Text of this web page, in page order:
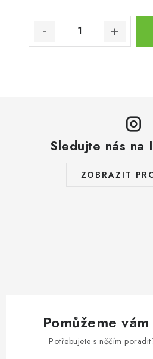
Sledujte nás na
ZOBRAZIT
Pomůžeme
Potřebujete s něčím